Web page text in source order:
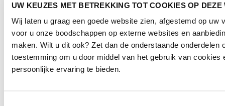
UW KEUZES MET BETREKKING TOT COOKIES OP DEZE
Wij laten u graag een goede website zien, afgestemd op uw
voor u onze boodschappen op externe websites en
maken. Wilt u dit ook? Zet dan de onderstaande onderdelen
toestemming om u door middel van het gebruik van cookies
persoonlijke ervaring te bieden.
Entree Magazine